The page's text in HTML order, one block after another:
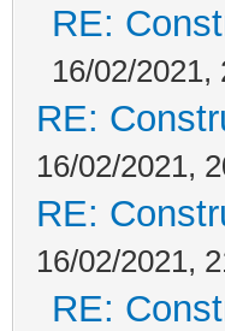
RE:
16/02/2021,
RE:
16/02/2021,
RE:
16/02/2021,
RE: